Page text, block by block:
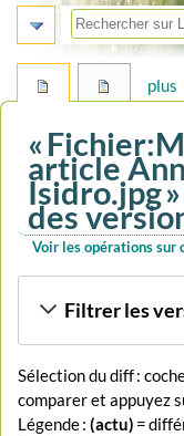
«
article
Isidro.jpg
des
Voir les opérations sur
Filtrer les
Sélection du diff :
comparer et appuyez
Légende :(actu) =
plus